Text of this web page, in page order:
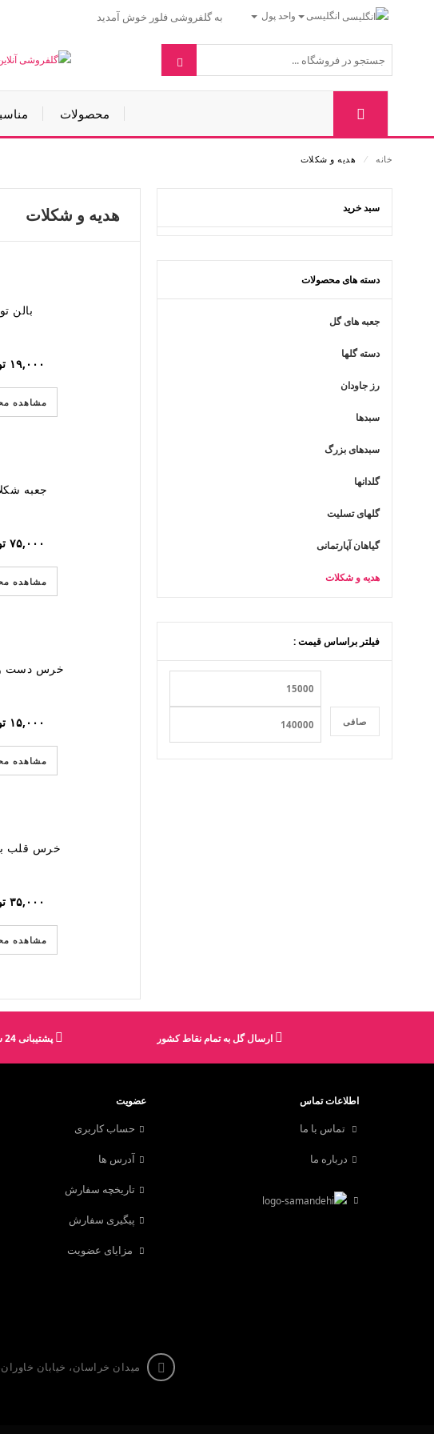
انگلیسی واحد پول به گلفروشی فلور خوش آمدید
محصولات
خانه ⁄ هدیه و شکلات
هدیه و شکلات
بالن
۱۹,۰۰۰
مشاهده
جعبه
۷۵,۰۰۰
مشاهده
خرس دست و
۱۵,۰۰۰
مشاهده
خرس قلب
۳۵,۰۰۰
مشاهده
سبد خرید
دسته های محصولات
جعبه های گل
دسته گلها
رز جاودان
سبدها
سبدهای بزرگ
گلدانها
گلهای تسلیت
گیاهان آپارتمانی
هدیه و شکلات
فیلتر براساس قیمت :
صافی
ارسال گل به تمام نقاط کشور پشتیبانی 24 ساعته
عضویت
حساب کاربری
آدرس ها
تاریخچه سفارش
پیگیری سفارش
مزایای عضویت
اطلاعات تماس
تماس با ما
درباره ما
میدان خراسان، خیابان خاوران،